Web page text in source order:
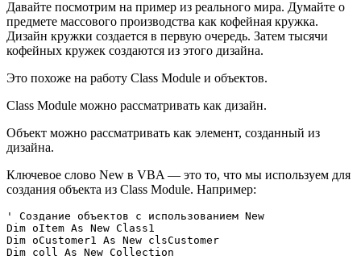
Давайте посмотрим на пример из реального мира. Думайте о
предмете массового производства как кофейная кружка.
Дизайн кружки создается в первую очередь. Затем тысячи
кофейных кружек создаются из этого дизайна.
Это похоже на работу Class Module и объектов.
Class Module можно рассматривать как дизайн.
Объект можно рассматривать как элемент, созданный из
дизайна.
Ключевое слово New в VBA — это то, что мы используем для
создания объекта из Class Module. Например:
' Создание объектов с использованием New
Dim oItem As New Class1
Dim oCustomer1 As New clsCustomer